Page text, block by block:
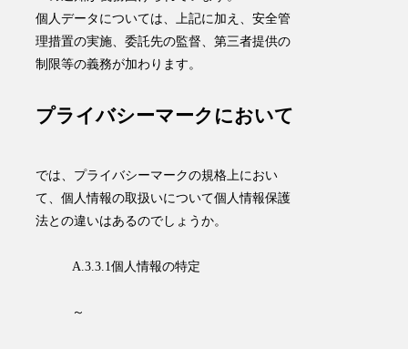
個人データについては、上記に加え、安全管
理措置の実施、委託先の監督、第三者提供の
制限等の義務が加わります。
プライバシーマークにおいて
では、プライバシーマークの規格上におい
て、個人情報の取扱いについて個人情報保護
法との違いはあるのでしょうか。
A.3.3.1個人情報の特定
～